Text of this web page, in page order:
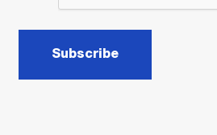
Subscribe